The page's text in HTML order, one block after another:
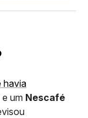
havia
um Nescafé